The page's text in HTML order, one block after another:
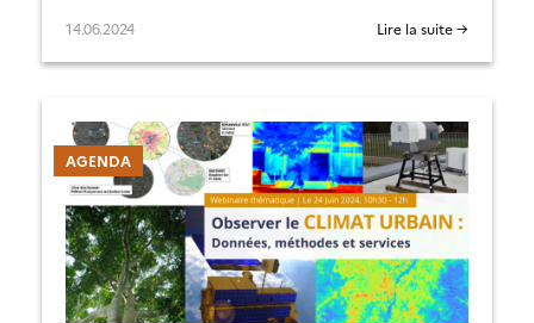
14.06.2024 Lire la suite →
AGENDA